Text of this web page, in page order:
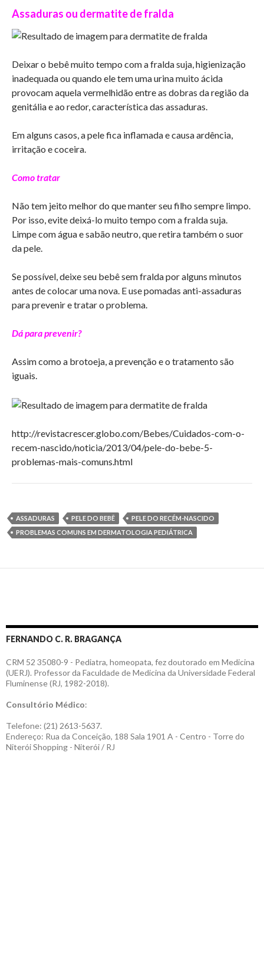
Assaduras ou dermatite de fralda
Deixar o bebê muito tempo com a fralda suja, higienização
inadequada ou quando ele tem uma urina muito ácida
provocam aquela vermelhidão entre as dobras da região da
genitália e ao redor, característica das assaduras.
Em alguns casos, a pele fica inflamada e causa ardência,
irritação e coceira.
Como tratar
Não tem jeito melhor do que manter seu filho sempre limpo.
Por isso, evite deixá-lo muito tempo com a fralda suja.
Limpe com água e sabão neutro, que retira também o suor
da pele.
Se possível, deixe seu bebê sem fralda por alguns minutos
antes de colocar uma nova. E use pomadas anti-assaduras
para prevenir e tratar o problema.
Dá para prevenir?
Assim como a brotoeja, a prevenção e o tratamento são
iguais.
http://revistacrescer.globo.com/Bebes/Cuidados-com-o-
recem-nascido/noticia/2013/04/pele-do-bebe-5-
problemas-mais-comuns.html
ASSADURAS PELE DO BEBÊ
PELE DO RECÉM-NASCIDO
PROBLEMAS COMUNS EM DERMATOLOGIA PEDIÁTRICA
FERNANDO C. R. BRAGANÇA
CRM 52 35080-9 - Pediatra, homeopata, fez doutorado em Medicina
(UERJ). Professor da Faculdade de Medicina da Universidade Federal
Fluminense (RJ, 1982-2018).
Consultório Médico:
Telefone: (21) 2613-5637.
Endereço: Rua da Conceição, 188 Sala 1901 A - Centro - Torre do
Niterói Shopping - Niterói / RJ